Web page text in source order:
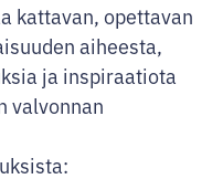
kattavan, opettavan
aiheesta,
ja inspiraatiota
valvonnan